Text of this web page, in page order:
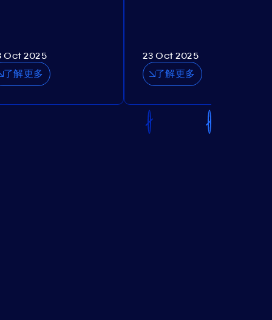
Oct 2025
了解更多
23 Oct 2025
了解更多